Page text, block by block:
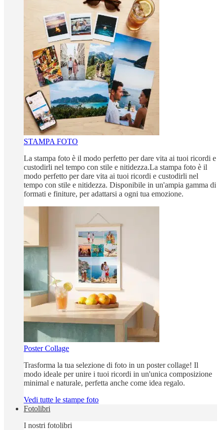
STAMPA FOTO
La stampa foto è il modo perfetto per dare vita ai tuoi ricordi e
custodirli nel tempo con stile e nitidezza.La stampa foto è il
modo perfetto per dare vita ai tuoi ricordi e custodirli nel
tempo con stile e nitidezza. Disponibile in un'ampia gamma di
formati e finiture, per adattarsi a ogni tua emozione.
Poster Collage
Trasforma la tua selezione di foto in un poster collage! Il
modo ideale per unire i tuoi ricordi in un'unica composizione
minimal e naturale, perfetta anche come idea regalo.
Vedi tutte le stampe foto
Fotolibri
I nostri fotolibri